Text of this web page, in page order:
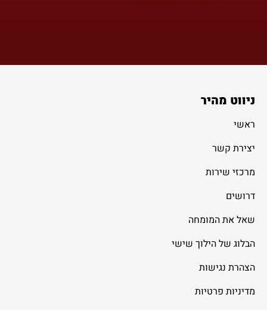
ניווט מהיר
ראשי
יצירת קשר
מרכזי שירות
דרושים
שאל את המומחה
הבלוג של הילוך שישי
הצהרת נגישות
מדיניות פרטיות